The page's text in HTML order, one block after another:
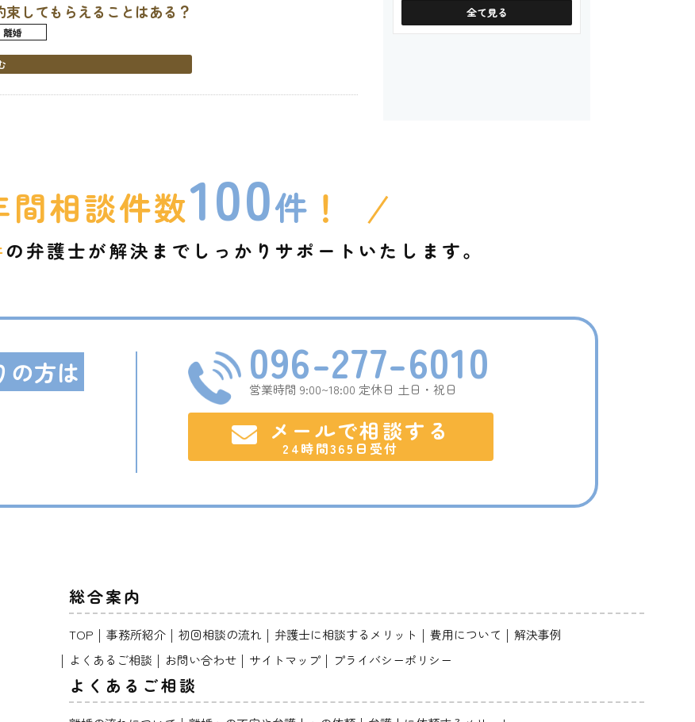
してもらえることはある？
離婚
全て見る
間相談件数100件 ！
の弁護士が解決までしっかりサポートいたします。
の方は
096-277-6010
営業時間 9:00~18:00 定休日 土日・祝日
メールで相談する
24時間365日受付
総合案内
TOP 事務所紹介 初回相談の流れ 弁護士に相談するメリット 費用について
解決事例
よくあるご相談
お問い合わせ サイトマップ プライバシーポリシー
よくあるご相談